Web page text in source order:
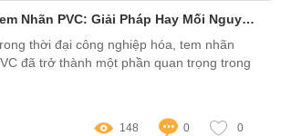
Tem Nhãn PVC: Giải Pháp Hay Mối Nguy? Khám Phá Những Băn Khoăn Của Người Tiêu Dùng Việt!
thời đại công nghiệp hóa, tem nhãn
đã trở thành một phần quan trọng trong
148 0 0